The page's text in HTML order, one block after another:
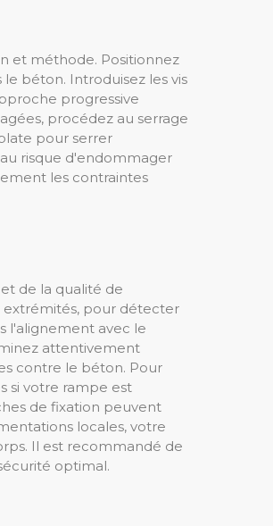
et méthode. Positionnez
béton. Introduisez les vis
progressive
procédez au serrage
pour serrer
risque d'endommager
les contraintes
de la qualité de
extrémités, pour détecter
l'alignement avec le
attentivement
contre le béton. Pour
si votre rampe est
de fixation peuvent
locales, votre
Il est recommandé de
optimal.